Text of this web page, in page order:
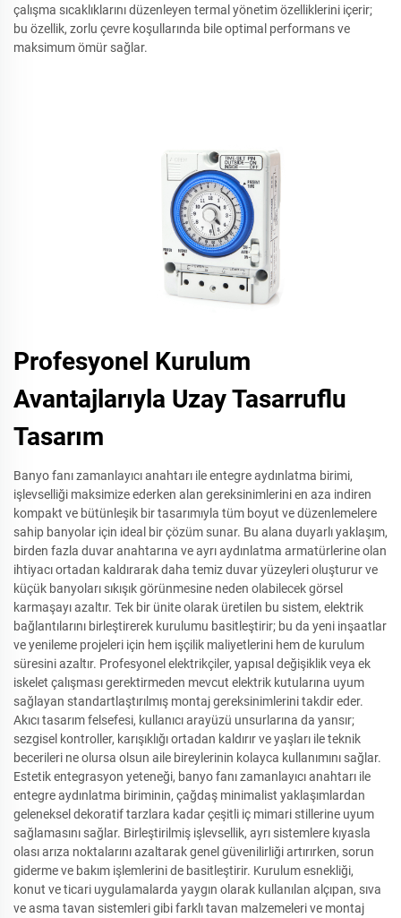
çalışma sıcaklıklarını düzenleyen termal yönetim özelliklerini içerir;
bu özellik, zorlu çevre koşullarında bile optimal performans ve
maksimum ömür sağlar.
Profesyonel Kurulum
Avantajlarıyla Uzay Tasarruflu
Tasarım
Banyo fanı zamanlayıcı anahtarı ile entegre aydınlatma birimi,
işlevselliği maksimize ederken alan gereksinimlerini en aza indiren
kompakt ve bütünleşik bir tasarımıyla tüm boyut ve düzenlemelere
sahip banyolar için ideal bir çözüm sunar. Bu alana duyarlı yaklaşım,
birden fazla duvar anahtarına ve ayrı aydınlatma armatürlerine olan
ihtiyacı ortadan kaldırarak daha temiz duvar yüzeyleri oluşturur ve
küçük banyoları sıkışık görünmesine neden olabilecek görsel
karmaşayı azaltır. Tek bir ünite olarak üretilen bu sistem, elektrik
bağlantılarını birleştirerek kurulumu basitleştirir; bu da yeni inşaatlar
ve yenileme projeleri için hem işçilik maliyetlerini hem de kurulum
süresini azaltır. Profesyonel elektrikçiler, yapısal değişiklik veya ek
iskelet çalışması gerektirmeden mevcut elektrik kutularına uyum
sağlayan standartlaştırılmış montaj gereksinimlerini takdir eder.
Akıcı tasarım felsefesi, kullanıcı arayüzü unsurlarına da yansır;
sezgisel kontroller, karışıklığı ortadan kaldırır ve yaşları ile teknik
becerileri ne olursa olsun aile bireylerinin kolayca kullanımını sağlar.
Estetik entegrasyon yeteneği, banyo fanı zamanlayıcı anahtarı ile
entegre aydınlatma biriminin, çağdaş minimalist yaklaşımlardan
geleneksel dekoratif tarzlara kadar çeşitli iç mimari stillerine uyum
sağlamasını sağlar. Birleştirilmiş işlevsellik, ayrı sistemlere kıyasla
olası arıza noktalarını azaltarak genel güvenilirliği artırırken, sorun
giderme ve bakım işlemlerini de basitleştirir. Kurulum esnekliği,
konut ve ticari uygulamalarda yaygın olarak kullanılan alçıpan, sıva
ve asma tavan sistemleri gibi farklı tavan malzemeleri ve montaj